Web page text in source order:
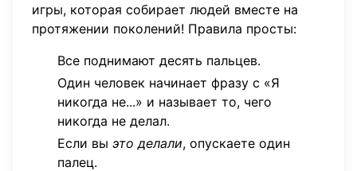
игры, которая собирает людей вместе на
протяжении поколений! Правила просты:
Все поднимают десять пальцев.
Один человек начинает фразу с «Я
никогда не...» и называет то, чего
никогда не делал.
Если вы это делали, опускаете один
палец.